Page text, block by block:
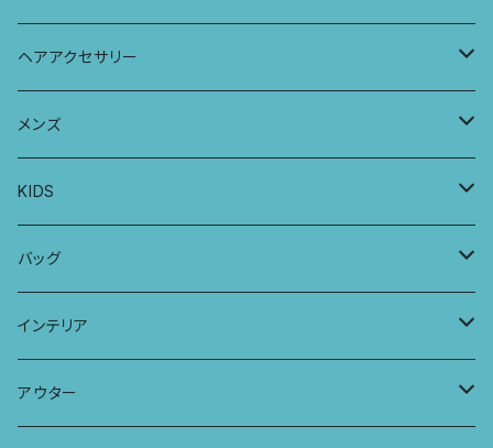
レギンス
バブーチャ
スリップワンピース
ビルヘンワンピース
半袖ワンピース
ブラ
ヨガトップ
カシュクールブラ
ショーツ
プレーンショーツ
ボンバチャショーツ
ヘアアクセサリー
リボンシュシュ
シュシュ
ヘアターバン
三つ編み紐
メンズ
メンズボクサー
パンツ
トップス
KIDS
KIDS 羽根つきTシャツ
KIDS Tシャツ
KIDS ロングスリーブトップス
バッグ
PCケース
マルシェバッグ
インテリア
カーテン
アウター